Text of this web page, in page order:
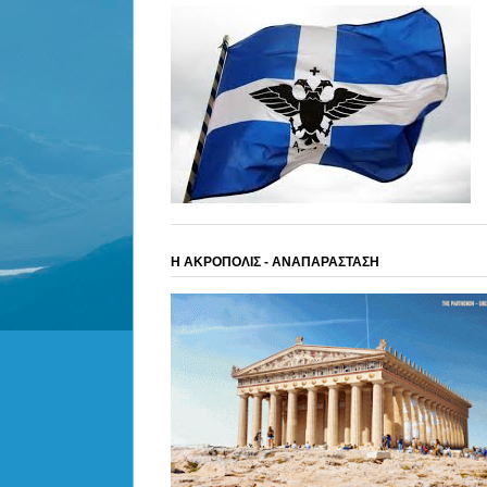
Η ΑΚΡΟΠΟΛΙΣ - ΑΝΑΠΑΡΑΣΤΑΣΗ